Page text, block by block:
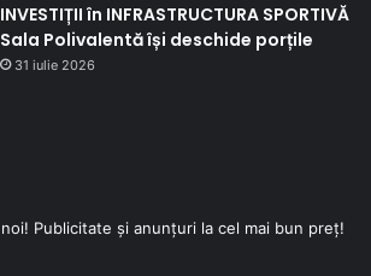
INVESTIȚII în INFRASTRUCTURA SPORTIVĂ
Sala Polivalentă își deschide porțile
31 iulie 2026
Publicitate și anunțuri la cel mai bun preț!